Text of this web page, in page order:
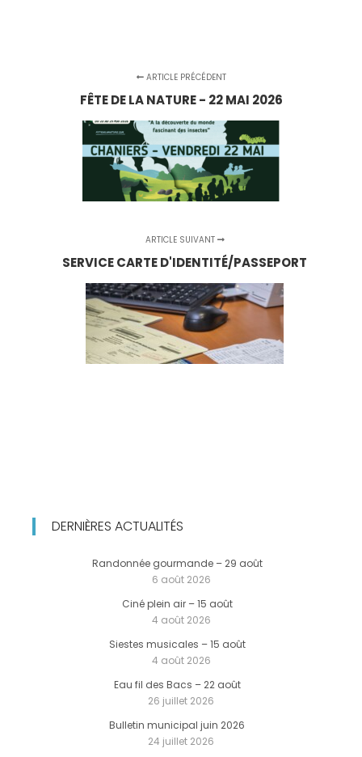
ARTICLE PRÉCÉDENT
FÊTE DE LA NATURE - 22 MAI 2026
ARTICLE SUIVANT
SERVICE CARTE D'IDENTITÉ/PASSEPORT
DERNIÈRES ACTUALITÉS
Randonnée gourmande – 29 août
6 août 2026
Ciné plein air – 15 août
4 août 2026
Siestes musicales – 15 août
4 août 2026
Eau fil des Bacs – 22 août
26 juillet 2026
Bulletin municipal juin 2026
24 juillet 2026